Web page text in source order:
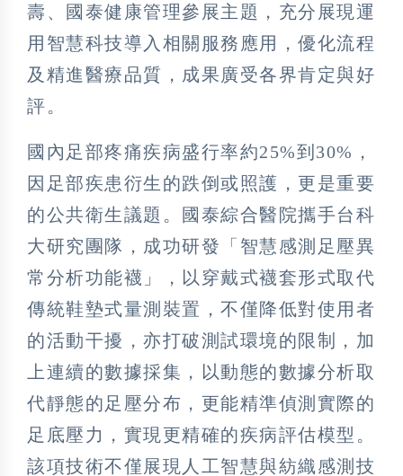
壽、國泰健康管理參展主題，充分展現運
用智慧科技導入相關服務應用，優化流程
及精進醫療品質，成果廣受各界肯定與好
評。
國內足部疼痛疾病盛行率約25%到30%，
因足部疾患衍生的跌倒或照護，更是重要
的公共衛生議題。國泰綜合醫院攜手台科
大研究團隊，成功研發「智慧感測足壓異
常分析功能襪」，以穿戴式襪套形式取代
傳統鞋墊式量測裝置，不僅降低對使用者
的活動干擾，亦打破測試環境的限制，加
上連續的數據採集，以動態的數據分析取
代靜態的足壓分布，更能精準偵測實際的
足底壓力，實現更精確的疾病評估模型。
該項技術不僅展現人工智慧與紡織感測技